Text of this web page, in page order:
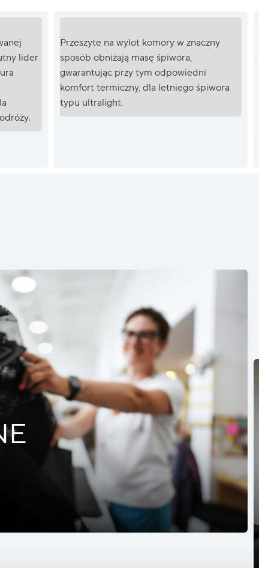
lider
Przeszyte na wylot komory w znaczny
sposób obniżają masę śpiwora,
gwarantując przy tym odpowiedni
komfort termiczny, dla letniego śpiwora
typu ultralight.